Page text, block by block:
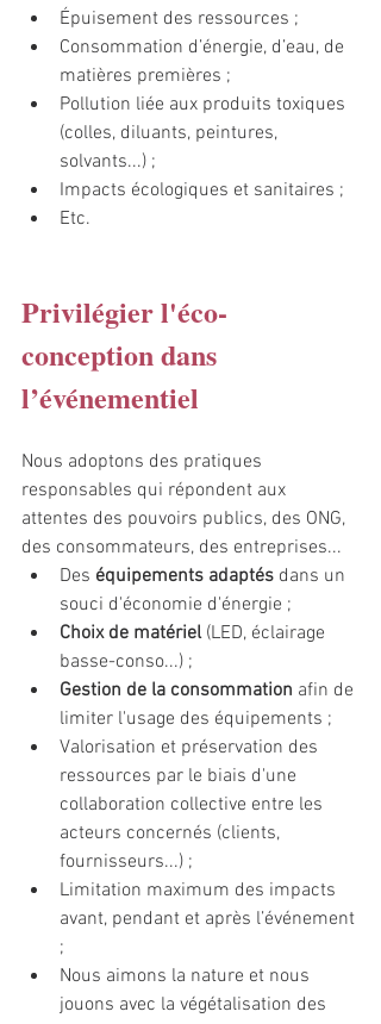
Épuisement des ressources ;
Consommation d’énergie, d’eau, de
matières premières ;
Pollution liée aux produits toxiques
(colles, diluants, peintures,
solvants...) ;
Impacts écologiques et sanitaires ;
Etc.
Privilégier l'éco-
conception dans
l’événementiel
Nous adoptons des pratiques
responsables qui répondent aux
attentes des pouvoirs publics, des ONG,
des consommateurs, des entreprises...
Des équipements adaptés dans un
souci d'économie d'énergie ;
Choix de matériel (LED, éclairage
basse-conso...) ;
Gestion de la consommation afin de
limiter l'usage des équipements ;
Valorisation et préservation des
ressources par le biais d'une
collaboration collective entre les
acteurs concernés (clients,
fournisseurs...) ;
Limitation maximum des impacts
avant, pendant et après l’événement
;
Nous aimons la nature et nous
jouons avec la végétalisation des